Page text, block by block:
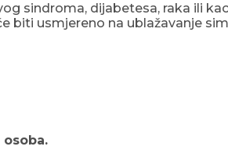
sindroma, dijabetesa, raka ili
biti usmjereno na ublažavanje